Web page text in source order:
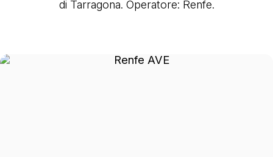
di Tarragona. Operatore: Renfe.